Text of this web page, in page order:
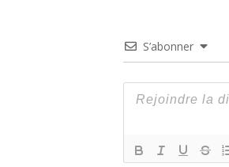
S’abonner